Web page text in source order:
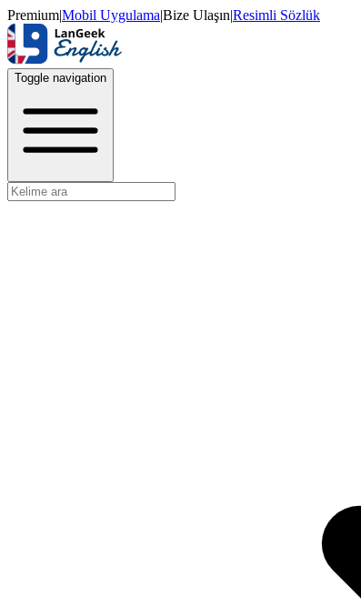
Premium|Mobil Uygulama|Bize Ulaşın|Resimli Sözlük
Toggle navigation